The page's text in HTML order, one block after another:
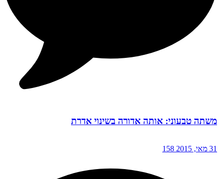
משתה טבעוני: אותה אדורה בשינוי אדרת
31 מאי, 2015 158